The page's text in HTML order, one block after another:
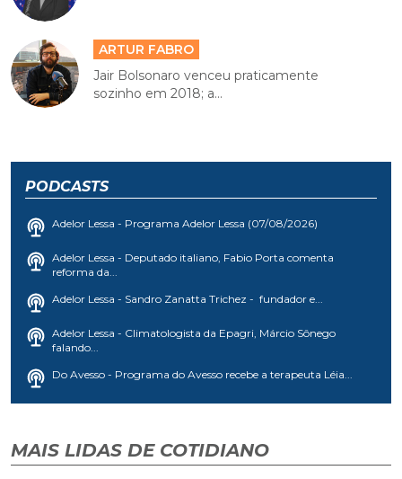
ARTUR FABRO
Jair Bolsonaro venceu praticamente
sozinho em 2018; a...
PODCASTS
Adelor Lessa - Programa Adelor Lessa (07/08/2026)
Adelor Lessa - Deputado italiano, Fabio Porta comenta
reforma da...
Adelor Lessa - Sandro Zanatta Trichez - fundador e...
Adelor Lessa - Climatologista da Epagri, Márcio Sônego
falando...
Do Avesso - Programa do Avesso recebe a terapeuta Léia...
MAIS LIDAS DE COTIDIANO